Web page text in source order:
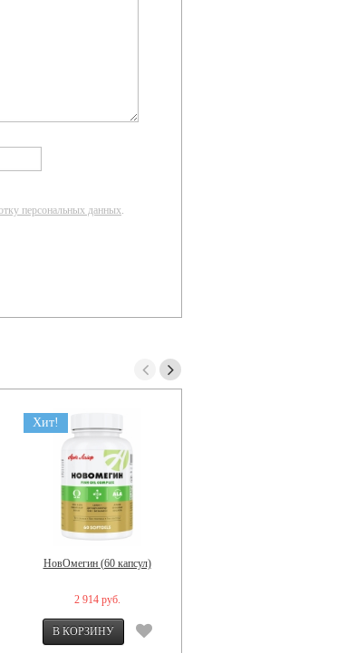
персональных данных.
Хит!
НовОмегин (60 капсул)
2 914 руб.